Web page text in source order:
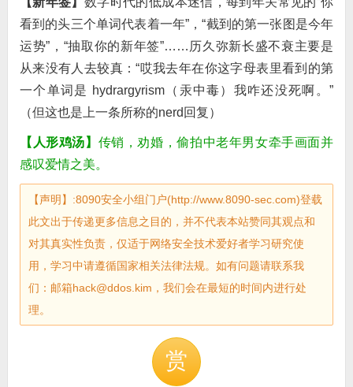
看到的头三个单词代表着一年”，“截到的第一张图是今年
运势”，“抽取你的新年签”……历久弥新长盛不衰主要是
从来没有人去较真：“哎我去年在你这字母表里看到的第
一个单词是 hydrargyrism（汞中毒）我咋还没死啊。”
（但这也是上一条所称的nerd回复）
【人形鸡汤】 传销，劝婚，偷拍中老年男女牵手画面并
感叹爱情之美。
【声明】:8090安全小组门户(http://www.8090-sec.com)登载
此文出于传递更多信息之目的，并不代表本站赞同其观点和
对其真实性负责，仅适于网络安全技术爱好者学习研究使
用，学习中请遵循国家相关法律法规。如有问题请联系我
们：邮箱hack@ddos.kim，我们会在最短的时间内进行处
理。
赏